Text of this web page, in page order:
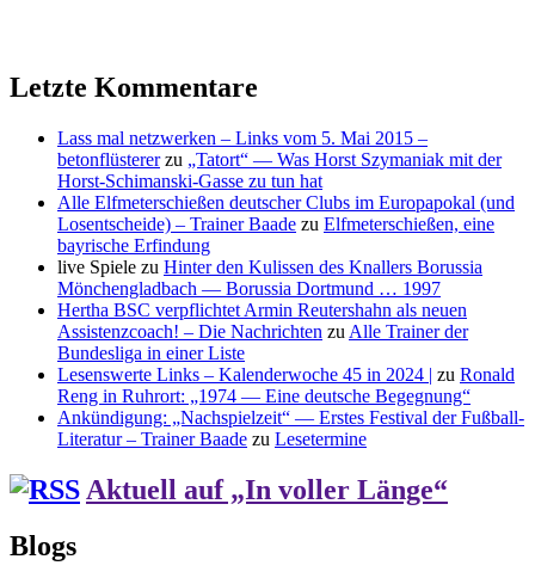
Letzte Kommentare
Lass mal netzwerken – Links vom 5. Mai 2015 –
betonflüstererzu „Tatort“ — Was Horst Szymaniak mit der
Horst-Schimanski-Gasse zu tun hat
Alle Elfmeterschießen deutscher Clubs im Europapokal (und
Losentscheide) – Trainer Baade zu Elfmeterschießen, eine
bayrische Erfindung
live Spiele zu Hinter den Kulissen des Knallers Borussia
Mönchengladbach — Borussia Dortmund … 1997
Hertha BSC verpflichtet Armin Reutershahn als neuen
Assistenzcoach! – Die Nachrichten zu Alle Trainer der
Bundesliga in einer Liste
Lesenswerte Links – Kalenderwoche 45 in 2024 | zu Ronald
Reng in Ruhrort: „1974 — Eine deutsche Begegnung“
Ankündigung: „Nachspielzeit“ — Erstes Festival der Fußball-
Literatur – Trainer Baade zu Lesetermine
Aktuell auf „In voller Länge“
Blogs